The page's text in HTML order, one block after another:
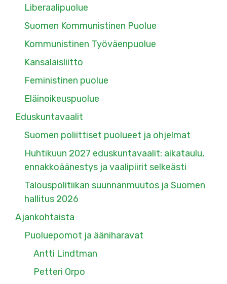
Liberaalipuolue
Suomen Kommunistinen Puolue
Kommunistinen Työväenpuolue
Kansalaisliitto
Feministinen puolue
Eläinoikeuspuolue
Eduskuntavaalit
Suomen poliittiset puolueet ja ohjelmat
Huhtikuun 2027 eduskuntavaalit: aikataulu,
ennakkoäänestys ja vaalipiirit selkeästi
Talouspolitiikan suunnanmuutos ja Suomen
hallitus 2026
Ajankohtaista
Puoluepomot ja ääniharavat
Antti Lindtman
Petteri Orpo